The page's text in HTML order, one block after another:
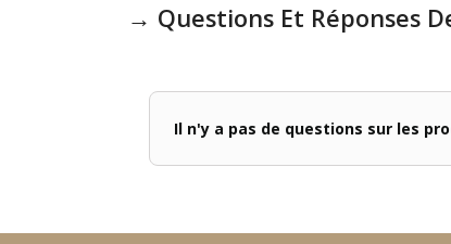
→ Questions Et Réponses
Il n'y a pas de questions sur les